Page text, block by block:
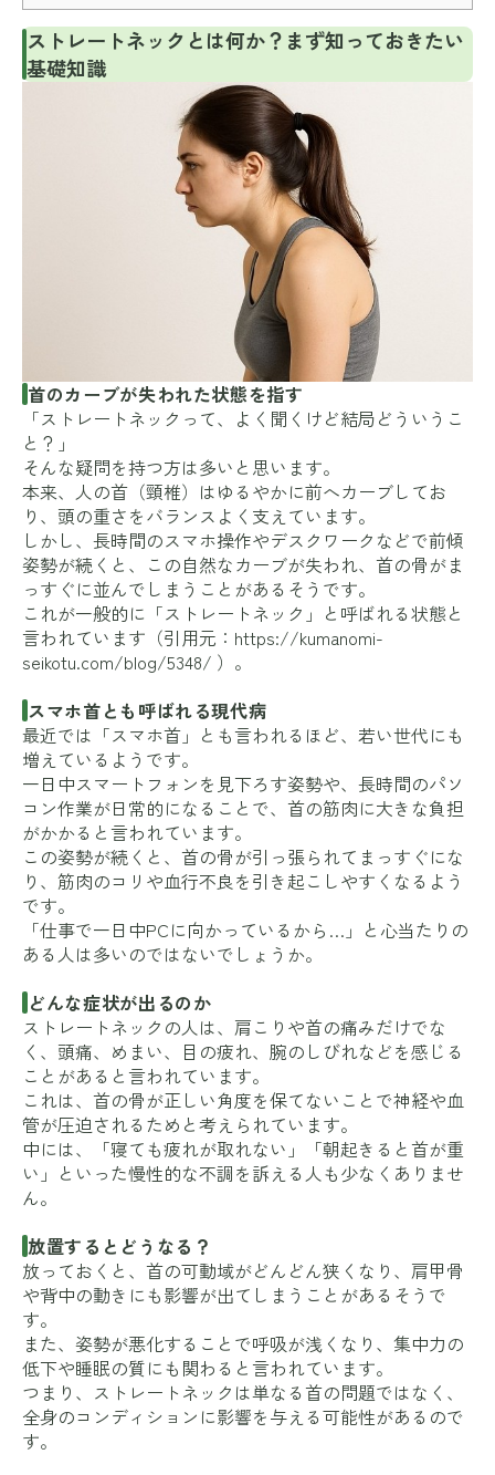
ストレートネックとは何か？まず知っておきたい
基礎知識
首のカーブが失われた状態を指す
「ストレートネックって、よく聞くけど結局どういうこ
と？」
そんな疑問を持つ方は多いと思います。
本来、人の首（頸椎）はゆるやかに前へカーブしてお
り、頭の重さをバランスよく支えています。
しかし、長時間のスマホ操作やデスクワークなどで前傾
姿勢が続くと、この自然なカーブが失われ、首の骨がま
っすぐに並んでしまうことがあるそうです。
これが一般的に「ストレートネック」と呼ばれる状態と
言われています（引用元： https://kumanomi-
seikotu.com/blog/5348/ ）。
スマホ首とも呼ばれる現代病
最近では「スマホ首」とも言われるほど、若い世代にも
増えているようです。
一日中スマートフォンを見下ろす姿勢や、長時間のパソ
コン作業が日常的になることで、首の筋肉に大きな負担
がかかると言われています。
この姿勢が続くと、首の骨が引っ張られてまっすぐにな
り、筋肉のコリや血行不良を引き起こしやすくなるよう
です。
「仕事で一日中PCに向かっているから…」と心当たりの
ある人は多いのではないでしょうか。
どんな症状が出るのか
ストレートネックの人は、肩こりや首の痛みだけでな
く、頭痛、めまい、目の疲れ、腕のしびれなどを感じる
ことがあると言われています。
これは、首の骨が正しい角度を保てないことで神経や血
管が圧迫されるためと考えられています。
中には、「寝ても疲れが取れない」「朝起きると首が重
い」といった慢性的な不調を訴える人も少なくありませ
ん。
放置するとどうなる？
放っておくと、首の可動域がどんどん狭くなり、肩甲骨
や背中の動きにも影響が出てしまうことがあるそうで
す。
また、姿勢が悪化することで呼吸が浅くなり、集中力の
低下や睡眠の質にも関わると言われています。
つまり、ストレートネックは単なる首の問題ではなく、
全身のコンディションに影響を与える可能性があるので
す。